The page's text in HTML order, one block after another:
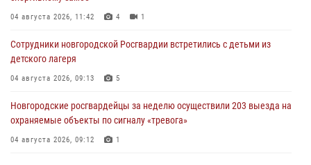
04 августа 2026, 11:42 4 1
Сотрудники новгородской Росгвардии встретились с детьми из
детского лагеря
04 августа 2026, 09:13 5
Новгородские росгвардейцы за неделю осуществили 203 выезда на
охраняемые объекты по сигналу «тревога»
04 августа 2026, 09:12 1